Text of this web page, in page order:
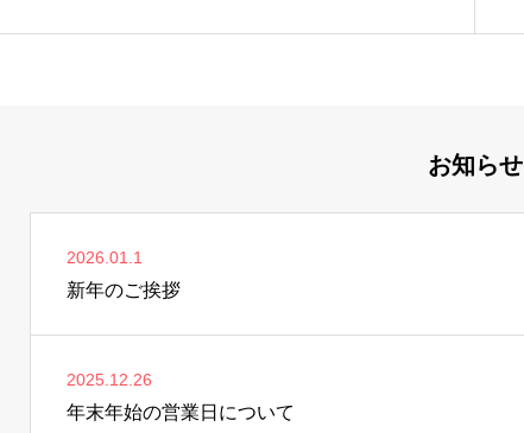
お知らせ
2026.01.1
新年のご挨拶
2025.12.26
年末年始の営業日について